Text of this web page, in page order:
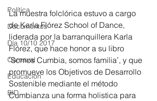
Política
Documentos
Día 10/10 2017
Carnaval
Educación
BID
La muestra folclórica estuvo a cargo
de Karla Flórez School of Dance,
liderada por la barranquillera Karla
Flórez, que hace honor a su libro
‘Somos Cumbia, somos familia’, y que
promueve los Objetivos de Desarrollo
Sostenible mediante el método
Cumbianza una forma holistica para